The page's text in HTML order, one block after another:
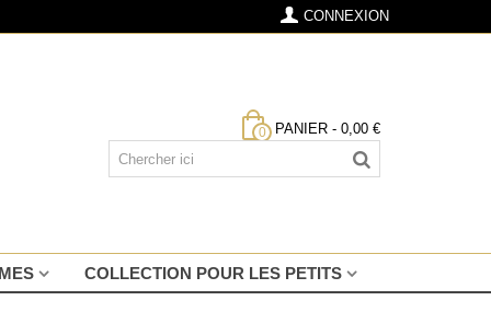
CONNEXION
0 PANIER - 0,00 €
COLLECTION POUR LES PETITS